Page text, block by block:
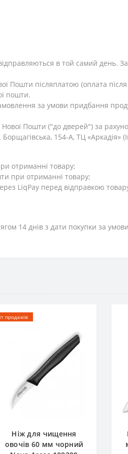
в той самий день.
Пошти післяплатою (оплата
пошти.
за умови придбання
Пошти ("до дверей") за
154-А, ТЦ
отриманні товару;
при отриманні товару;
LiqPay перед відправкою
14 днів з дати покупки за умови
продажів
Ніж для чищення
овочів 60 мм чорний